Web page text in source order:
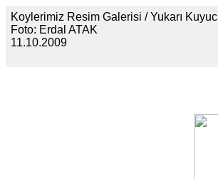
Koylerimiz Resim Galerisi / Yukarı
Foto: Erdal ATAK
11.10.2009